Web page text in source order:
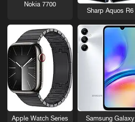
Sharp Aquos R6
Nokia 7700
Samsung Galaxy
Apple Watch Series